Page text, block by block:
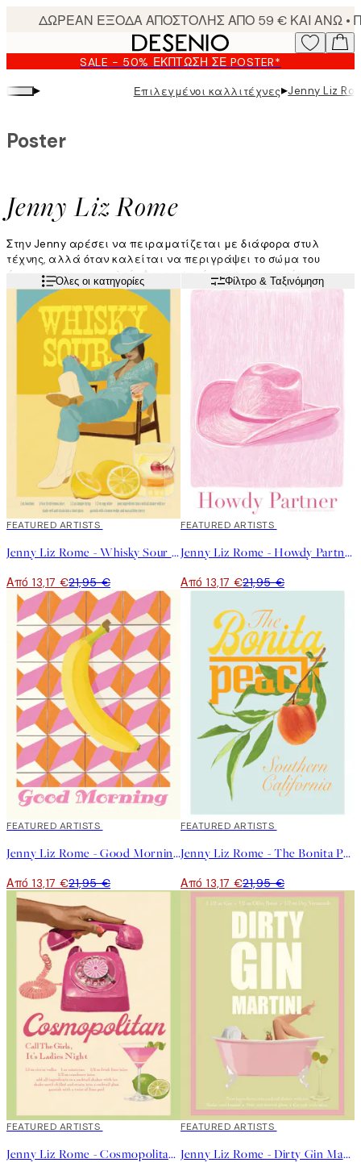
content.
SALE - 50% ΈΚΠΤΩΣΗ ΣΕ POSTER*
▸ Επιλεγμένοι καλλιτέχνες▸Jenny Liz
Jenny Liz Rome
Poster
Στην Jenny αρέσει να πειραματίζεται με διάφορα στυλ
τέχνης, αλλά όταν καλείται να περιγράψει το σώμα του
έργου της, το αποκαλεί «Φανταστική προσωπογραφία».
Επικεντρώνεται κυρίως στο θηλυκό φύλο, και αντλεί την
έμπνευσή της από διάφορα στοιχεία, όπως η ποπ κουλτούρα, η
γονεϊκότητα, η μόδα και η φύση.
Διαβάστε περισσότερα
Όλες οι κατηγορίες Φίλτρο & Ταξινόμηση
40%*
FEATURED ARTISTS
Jenny Liz Rome - Whisky Sour Poster
Από 13,17 €21,95 €
40%*
FEATURED ARTISTS
Jenny Liz Rome - Howdy Partner Poster
Από 13,17 €21,95 €
40%*
FEATURED ARTISTS
Jenny Liz Rome - Good Morning Poster
Από 13,17 €21,95 €
40%*
FEATURED ARTISTS
Jenny Liz Rome - The Bonita Peach Poster
Από 13,17 €21,95 €
40%*
FEATURED ARTISTS
Jenny Liz Rome - Cosmopolitan Poster
40%*
FEATURED ARTISTS
Jenny Liz Rome - Dirty Gin Martini Poster